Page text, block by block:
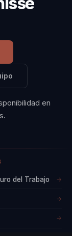
en
del Trabajo →
→
→